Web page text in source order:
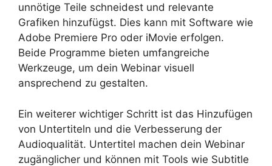
unnötige Teile schneidest und relevante
Grafiken hinzufügst. Dies kann mit Software wie
Adobe Premiere Pro oder iMovie erfolgen.
Beide Programme bieten umfangreiche
Werkzeuge, um dein Webinar visuell
ansprechend zu gestalten.
Ein weiterer wichtiger Schritt ist das Hinzufügen
von Untertiteln und die Verbesserung der
Audioqualität. Untertitel machen dein Webinar
zugänglicher und können mit Tools wie Subtitle